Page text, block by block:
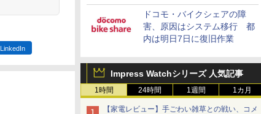
ドコモ・バイクシェアの障
害、原因はシステム移行 都
内は明日7日に復旧作業
Impress Watchシリーズ 人気記事
1時間 24時間 1週間 1カ月
【家電レビュー】手ごわい雑草との戦い、コメ
LinkedIn